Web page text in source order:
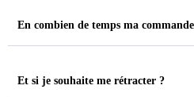
En combien de temps ma
Et si je souhaite me rétracter ?